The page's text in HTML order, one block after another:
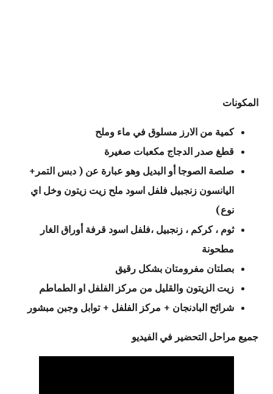
المكونات
كمية من الارز مسلوق في ماء وملح
قطغ صدر الدجاج مكعبات صغيرة
صلصة الصوجا أو البديل وهو عبارة عن ( دبس التمر+
اليانسون زنجبيل فلفل اسود ملح زيت زيتون وخل اي
نوع)
ثوم ، كركم ، زنجبيل ،فلفل اسود قرفة أوراق الغار
مطحونة
بصلتان مفرومتان بشكل رقيق
زيت الزيتون والقليل من مركز الفلفل او الطماطم
شرائح البادنجان + مركز الفلفل + توابل وجبن مبشور
جميع مراحل التحضير في الفيديو